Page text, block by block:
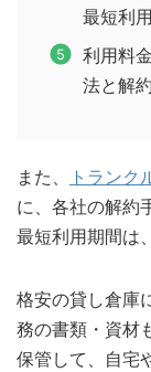
最短利
利用料
法と解
また、 トランク
に、各社の解約
最短利用期間は
格安の貸し倉庫
務の書類・資材
保管して、自宅